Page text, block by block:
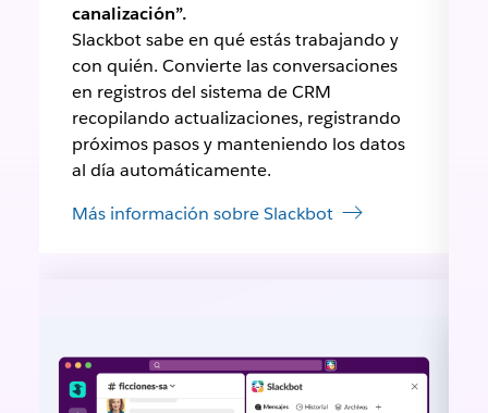
canalización”.
Slackbot sabe en qué estás trabajando y
con quién. Convierte las conversaciones
en registros del sistema de CRM
recopilando actualizaciones, registrando
próximos pasos y manteniendo los datos
al día automáticamente.
Más información sobre Slackbot